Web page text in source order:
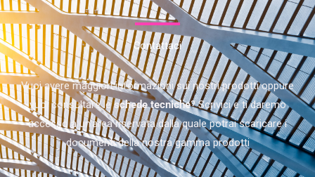
Contattaci
Vuoi avere maggiori informazioni sui nostri prodotti oppure
vuoi consultare leschede tecniche? Scrivici e ti daremo
accesso a un’area riservata dalla quale potrai scaricare i
documenti della nostra gamma prodotti